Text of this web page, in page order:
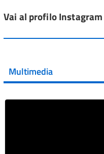
Vai al post →
Vai al post →
Vai al profilo
Multimedia